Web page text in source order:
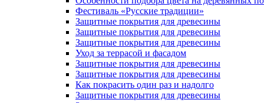
Фестиваль «Русские традиции»
Защитные покрытия для древесины
Защитные покрытия для древесины
Защитные покрытия для древесины
Уход за террасой и фасадом
Защитные покрытия для древесины
Защитные покрытия для древесины
Как покрасить один раз и надолго
Защитные покрытия для древесины